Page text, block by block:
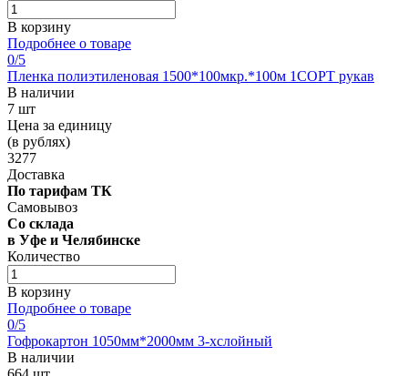
В корзину
Подробнее о товаре
0/5
Пленка полиэтиленовая 1500*100мкр.*100м 1СОРТ рукав
В наличии
7 шт
Цена за единицу
(в рублях)
3277
Доставка
По тарифам ТК
Самовывоз
Со склада
в Уфе и Челябинске
Количество
В корзину
Подробнее о товаре
0/5
Гофрокартон 1050мм*2000мм 3-хслойный
В наличии